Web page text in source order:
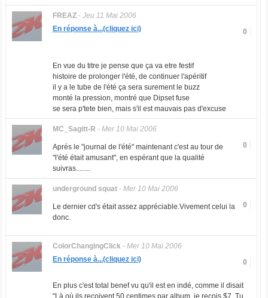
FREAZ- Jeu 11 Mai 2006
0
En réponse à...(cliquez ici)
En vue du titre je pense que ça va etre festif
histoire de prolonger l'été, de continuer l'apéritif
il y a le tube de l'été ça sera surement le buzz
monté la pression, montré que Dipset fuse
se sera p'tete bien, mais s'il est mauvais pas d'excuse
MC_Sagitt-R - Mer 10 Mai 2006
0
Aprés le "journal de l'été" maintenant c'est au tour de
"l'été était amusant", en espérant que la qualité
suivras........
underground squat- Mer 10 Mai 2006
0
Le dernier cd's était assez appréciable.Vivement celui la
donc.
ColorChangingClick- Mer 10 Mai 2006
0
En réponse à...(cliquez ici)
En plus c'est total benef vu qu'il est en indé, comme il disait
"Là où ils reçoivent 50 centimes par album, je recois $7. Tu